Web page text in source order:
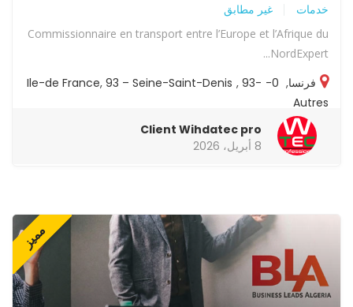
خدمات غير مطابق
Commissionnaire en transport entre l’Europe et l’Afrique du
NordExpert...
فرنسا,
0-Ile-de France
, 93 – Seine-Saint-Denis , 93-
Autres
Client Wihdatec pro
8 أبريل، 2026
مميز